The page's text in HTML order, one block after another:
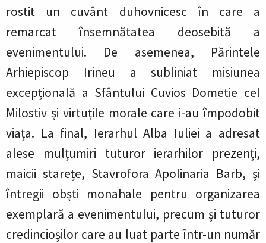
rostit un cuvânt duhovnicesc în care a
remarcat însemnătatea deosebită a
evenimentului. De asemenea, Părintele
Arhiepiscop Irineu a subliniat misiunea
excepțională a Sfântului Cuvios Dometie cel
Milostiv și virtuțile morale care i-au împodobit
viața. La final, Ierarhul Alba Iuliei a adresat
alese mulțumiri tuturor ierarhilor prezenți,
maicii starețe, Stavrofora Apolinaria Barb, și
întregii obști monahale pentru organizarea
exemplară a evenimentului, precum și tuturor
credincioșilor care au luat parte într-un număr